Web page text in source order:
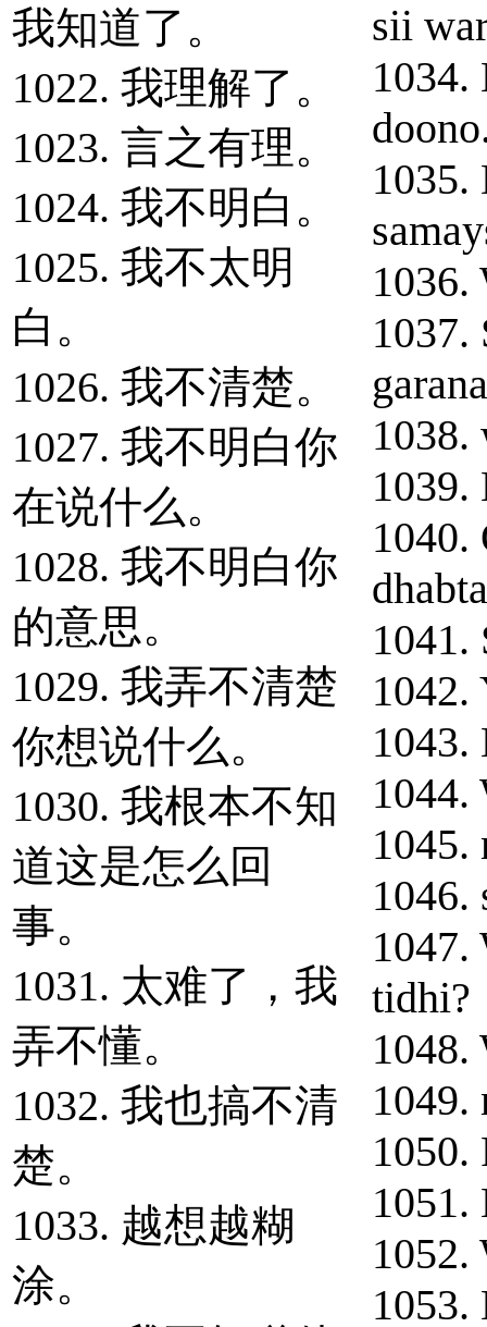
我知道了。
1022. 我理解了。
1023. 言之有理。
1024. 我不明白。
1025. 我不太明
白。
1026. 我不清楚。
1027. 我不明白你
在说什么。
1028. 我不明白你
的意思。
1029. 我弄不清楚
你想说什么。
1030. 我根本不知
道这是怎么回
事。
1031. 太难了，我
弄不懂。
1032. 我也搞不清
楚。
1033. 越想越糊
涂。
sii
1034.
1035.
1036.
1037.
1038.
1039.
1040.
1041.
1042.
1043.
1044.
1045.
1046.
1047.
tidhi?
1048.
1049.
1050.
1051.
1052.
1053.